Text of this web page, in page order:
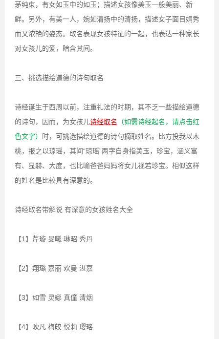
茅纯束，有女如玉中的如玉；描述女孩像美玉一般美丽、新
鲜。另外，有美一人，婉如清扬中的清扬，描述女子面目娟秀
而又浓艳的姿态。取名表现女孩特征的一起，也表达一种家长
对女孩儿的爱，暗含其间。
三、挑选描绘道德的诗句取名
诗经诞生于西周以前，注重礼法的时期，其不乏一些描绘道德
的诗句，因而，为女孩儿诗经取名
（如需诗经起名，请点击红
色文字）
时，可挑选描绘道德的诗句摘取姓名。比方投我以木
桃，报之以琼瑶，其间“琼瑶”两字自身指美玉，珍宝，涵义富
有、显赫、大度，也比喻爸爸妈妈将女儿视若珍宝。相似这样
的姓名是比较具有深意的。
诗经取名带解说 有深意的女孩姓名大全
【1】芹璇 旻曦 琳昭 秀丹
【2】翔璐 嘉丽 欢曼 湛嘉
【3】如雪 灵娜 真僮 清烟
【4】映凡 梅皎 悦莉 璎珞